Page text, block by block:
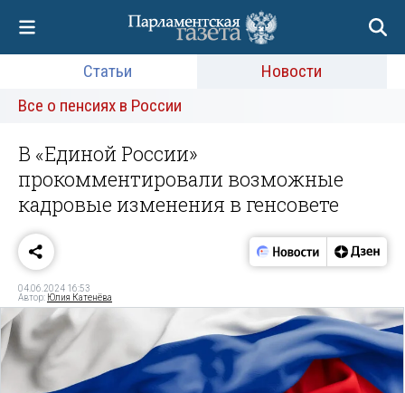
Статьи
Новости
Все о пенсиях в России
В «Единой России»
прокомментировали возможные
кадровые изменения в генсовете
04.06.2024 16:53
Автор: Юлия Катенёва